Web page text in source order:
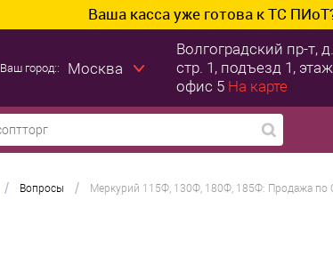
Ваша касса уже готова к ТС ПИоТ?
Ваш город:: Москва
Волгоградский пр-т,
стр. 1, подъезд 1,
офис 5 На карте
/ Вопросы / Меркурий 115Ф, 130Ф, 180Ф, 185Ф: Продажа по